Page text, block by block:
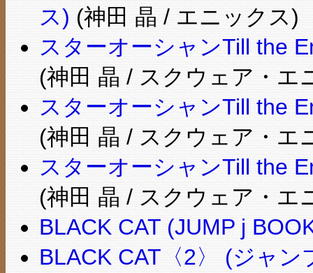
ス) (神田 晶 / エニックス)
スターオーシャンTill the
(神田 晶 / スクウェア・エ
スターオーシャンTill the
(神田 晶 / スクウェア・エ
スターオーシャンTill the
(神田 晶 / スクウェア・エ
BLACK CAT (JUMP j
BLACK CAT〈2〉 (ジャ